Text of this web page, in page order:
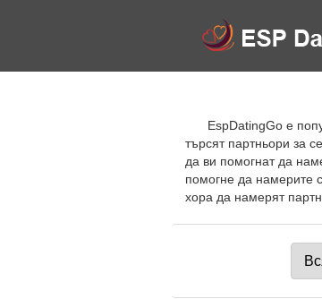
EspDatingGo е
търсят партньори за
да ви помогнат да
помогне да намерите
хора да намерят